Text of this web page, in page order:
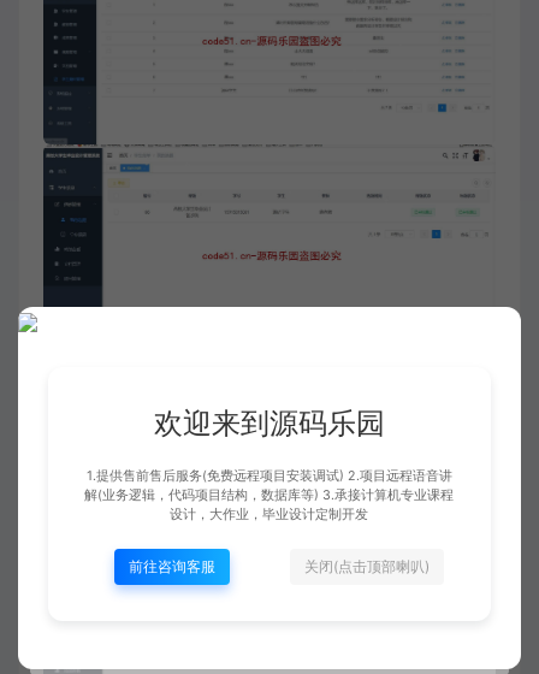
欢迎来到源码乐园
1.提供售前售后服务(免费远程项目安装调试) 2.项目远程语音讲
解(业务逻辑，代码项目结构，数据库等) 3.承接计算机专业课程
设计，大作业，毕业设计定制开发
前往咨询客服 关闭(点击顶部喇叭)